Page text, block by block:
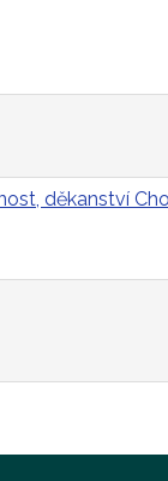
děkanství